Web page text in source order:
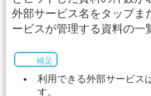
外部サービス名をタップま
ービスが管理する資料の一
補足
利用できる外部サービス
す。